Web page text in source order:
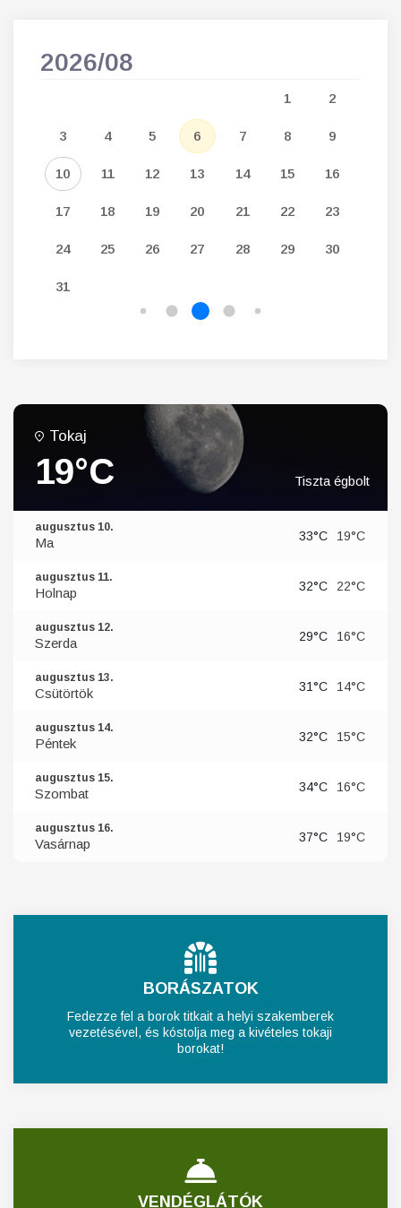
2026/08
1 2
3 4 5 6 7 8 9
10 11 12 13 14 15 16
17 18 19 20 21 22 23
24 25 26 27 28 29 30
31
Tokaj
19°C Tiszta égbolt
augusztus 10.
Ma 33°C 19°C
augusztus 11.
Holnap 32°C 22°C
augusztus 12.
Szerda 29°C 16°C
augusztus 13.
Csütörtök 31°C 14°C
augusztus 14.
Péntek 32°C 15°C
augusztus 15.
Szombat 34°C 16°C
augusztus 16.
Vasárnap 37°C 19°C
BORÁSZATOK
Fedezze fel a borok titkait a helyi szakemberek
vezetésével, és kóstolja meg a kivételes tokaji
borokat!
VENDÉGLÁTÓK